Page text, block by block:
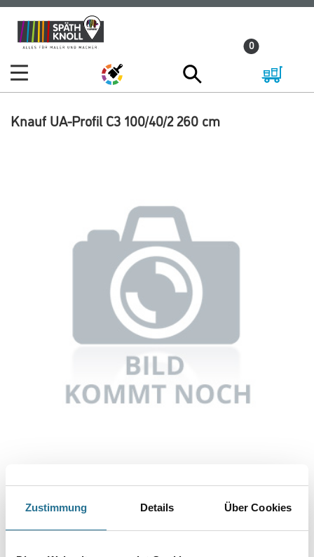
Zustimmung Details Über Cookies
Zum
Inhalt
Zum
Navigationsmenü
0
Knauf UA-Profil C3 100/40/2 260 cm
Bitte einloggen, um Preise zu sehen